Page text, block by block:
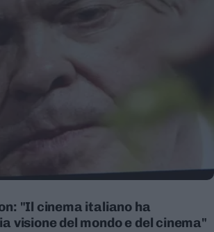
"Il cinema italiano ha
visione del mondo e del cinema"